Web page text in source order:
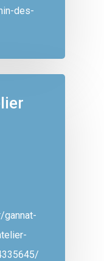
des-
gannat-